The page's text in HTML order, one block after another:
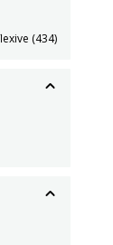
(434)